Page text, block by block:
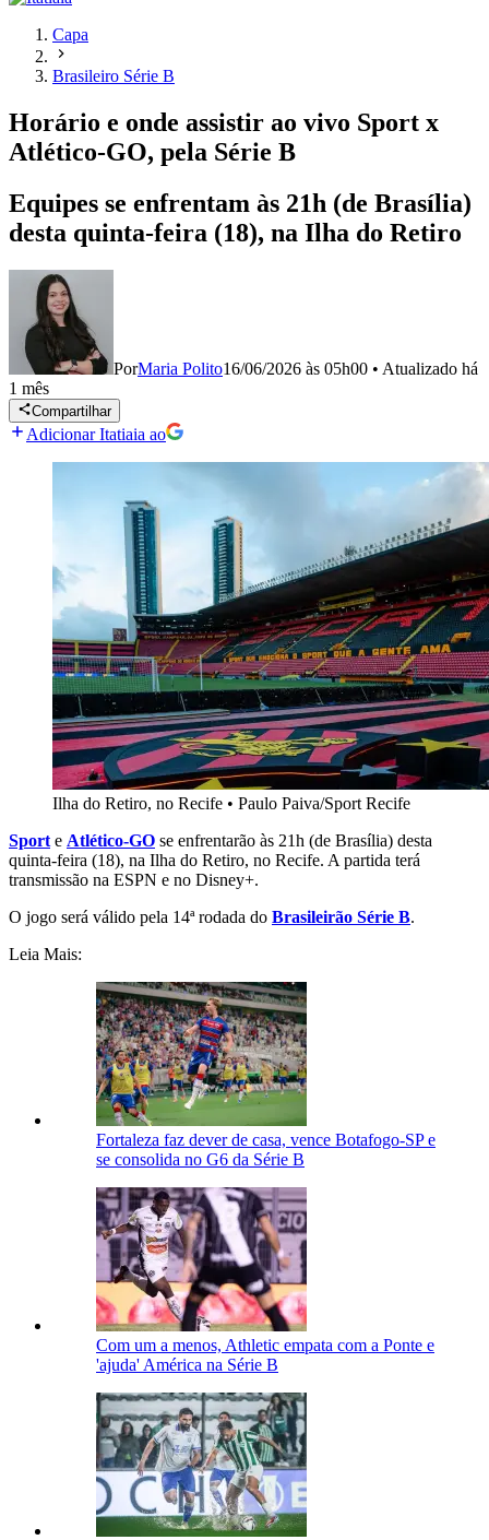
Capa
Brasileiro Série B
Horário e onde assistir ao vivo Sport x
Atlético-GO, pela Série B
Equipes se enfrentam às 21h (de Brasília)
desta quinta-feira (18), na Ilha do Retiro
PorMaria Polito16/06/2026 às 05h00 • Atualizado há
1 mês
Compartilhar
Adicionar Itatiaia ao
Ilha do Retiro, no Recife • Paulo Paiva/Sport Recife
Sport e Atlético-GO se enfrentarão às 21h (de Brasília) desta
quinta-feira (18), na Ilha do Retiro, no Recife. A partida terá
transmissão na ESPN e no Disney+.
O jogo será válido pela 14ª rodada do Brasileirão Série B.
Leia Mais:
Fortaleza faz dever de casa, vence Botafogo-SP e
se consolida no G6 da Série B
Com um a menos, Athletic empata com a Ponte e
'ajuda' América na Série B